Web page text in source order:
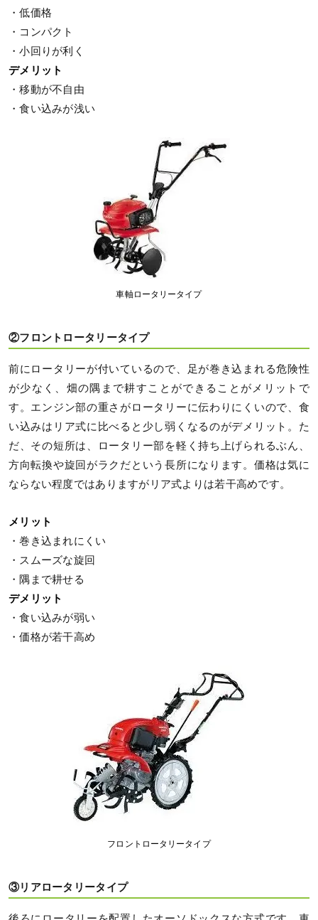
・低価格
・コンパクト
・小回りが利く
デメリット
・移動が不自由
・食い込みが浅い
車軸ロータリータイプ
②フロントロータリータイプ
前にロータリーが付いているので、足が巻き込まれる危険性
が少なく、畑の隅まで耕すことができることがメリットで
す。エンジン部の重さがロータリーに伝わりにくいので、食
い込みはリア式に比べると少し弱くなるのがデメリット。た
だ、その短所は、ロータリー部を軽く持ち上げられるぶん、
方向転換や旋回がラクだという長所になります。価格は気に
ならない程度ではありますがリア式よりは若干高めです。
メリット
・巻き込まれにくい
・スムーズな旋回
・隅まで耕せる
デメリット
・食い込みが弱い
・価格が若干高め
フロントロータリータイプ
③リアロータリータイプ